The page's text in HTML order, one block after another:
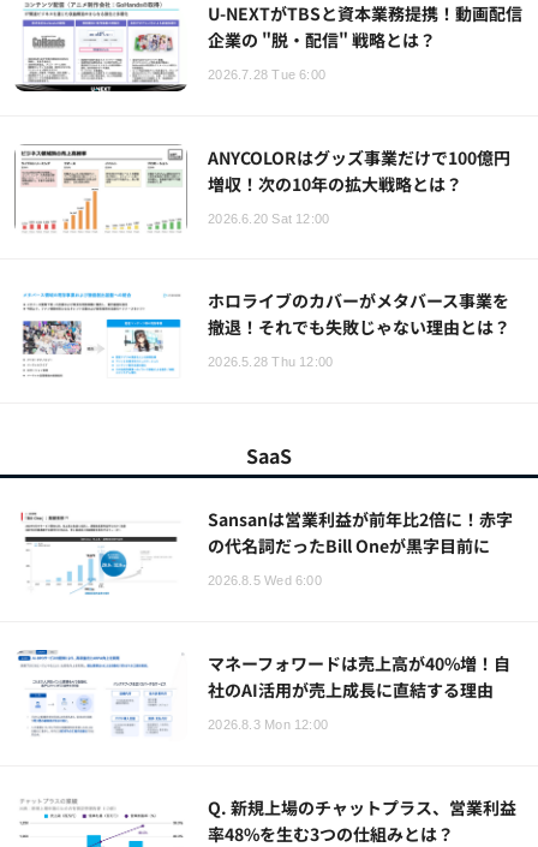
U-NEXTがTBSと資本業務提携！動画配信
企業の "脱・配信" 戦略とは？
2026.7.28 Tue 6:00
ANYCOLORはグッズ事業だけで100億円
増収！次の10年の拡大戦略とは？
2026.6.20 Sat 12:00
ホロライブのカバーがメタバース事業を
撤退！それでも失敗じゃない理由とは？
2026.5.28 Thu 12:00
SaaS
Sansanは営業利益が前年比2倍に！赤字
の代名詞だったBill Oneが黒字目前に
2026.8.5 Wed 6:00
マネーフォワードは売上高が40%増！自
社のAI活用が売上成長に直結する理由
2026.8.3 Mon 12:00
Q. 新規上場のチャットプラス、営業利益
率48%を生む3つの仕組みとは？